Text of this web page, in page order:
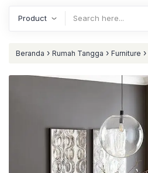
Beranda › Rumah Tangga › Furniture ›